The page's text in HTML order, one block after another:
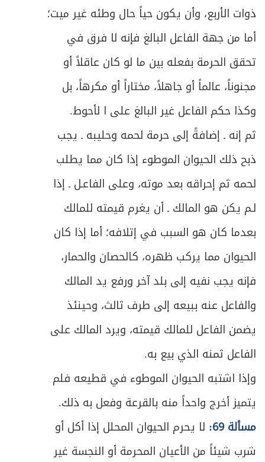
ذوات الأربع، وأن يكون حياً حال وطئه غير ميت؛
أما من جهة الفاعل البالغ فإنه لا فرق في
تحقق الحرمة بفعله بين ما لو كان عاقلاً أو
مجنوناً، عالماً أو جاهلاً، مختاراً أو مكرهاً، بل
وكذا حكم الفاعل غير البالغ على ا لأحوط.
ثم إنه ـ إضافةً إلى حرمة لحمه وحليبه ـ يجب
ذبح ذلك الحيوان الموطوء إذا كان مما يطلب
لحمه ثم إحراقه بعد موته، وعلى الفاعـل ـ إذا
لـم يكن هو المالك ـ أن يغرم قيمته للمالك
بعدما كان هو السبب في إتلافه؛ أما إذا كان
الحيوان مما يركب ظهره، كالحصان والحمار،
فإنه يجب نفيه إلى بلد آخر ورفع يد المالك
والفاعل عنه ببيعه إلى طرف ثالث، وحينئذ
يضمن الفاعل للمالك قيمته، ويرد المالك على
الفاعل ثمنه الذي بيع به.
وإذا اشتبه الحيوان الموطوء في قطيعه فلم
يتميز أخرج واحداً منه بالقرعة وفعل به ذلك.
مسألة 69:
لا يحرم الحيوان المحلل إذا أكل أو
شرب شيئاً من الأعيان المحرمة أو النجسة غير
ص
292
المبحث الرابع ـ في حدود التصرف بالمنفعة
وأحكام الإخلاء
ص296 المبحث الخامس ـ في ما تجوز إجارته من الأعيان
ص303 المقصد الثاني في الهبات
304 الباب الأول في الهبة والصدقة
ص
311 الفصل الأول في الهبة
ص
312 المبحث الأول ـ في الصيغة والشروط للهبة
314 المبحث الثاني ـ في الهبة المعوَّضة
ص
315 المبحث الثالث ـ في لزوم الهبة
319
324 الباب الثاني في العارية
ص المبحث الأول ـ في صيغة وشروط عقد العارية
ص
328 المبحث الثاني ـ في جواز العقد ولزومه
ص
المبحث الثالث ـ في كيفية الاستفادة وأحكام
التلف